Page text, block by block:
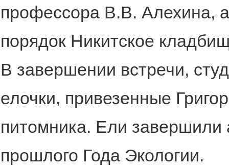
профессора В.В. Алехина,
порядок Никитское
В завершении встречи,
елочки, привезенные
питомника. Ели
прошлого Года Экологии.